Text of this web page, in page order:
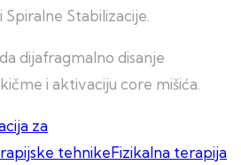
Stabilizacije.
dijafragmalno disanje
i aktivaciju core mišića.
za
tehnikeFizikalna terapija